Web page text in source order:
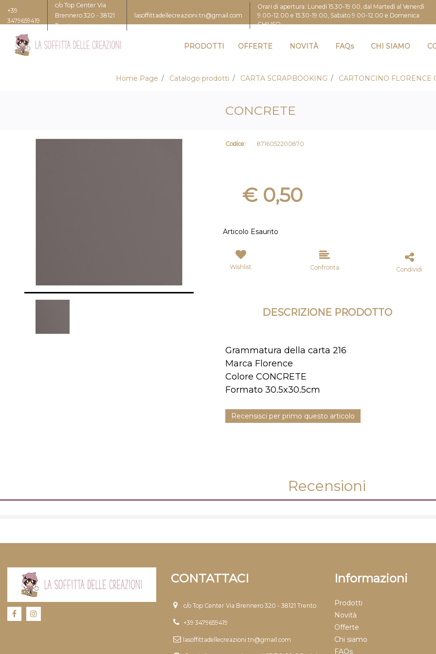
+39
3479659419
c/o Top Center Via
Brennero 320 - 38121
Trento
lasoffittadellecreazioni.tn@gmail.com
Orari di apertura: Lunedi 15.30-19.00, dal Martedì al Venerdì
9.00-12.00 e 15.30-19.00, Sabato 9.00-12.00 e Domenica
CHIUSO
PRODOTTI OFFERTE NOVITÀ FAQs CHI SIAMO
Home Page Catalogo prodotti CARTA SCRAPBOOKING CARTONCINO FLORENCE
CONCRETE
Codice: 8716052200870
€ 0,50
Articolo Esaurito
Wishlist Confronta Condividi
DESCRIZIONE PRODOTTO
Grammatura della carta 216
Marca Florence
Colore CONCRETE
Formato 30.5x30.5cm
Recensisci per primo questo articolo
Recensioni
CONTATTACI
c/o Top Center Via Brennero 320 - 38121 Trento
+39 3479659419
lasoffittadellecreazioni.tn@gmail.com
Informazioni
Prodotti
Novità
Offerte
Chi siamo
FAQs